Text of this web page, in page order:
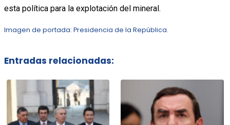
esta política para la explotación del mineral.
Imagen de portada: Presidencia de la República.
Entradas relacionadas: